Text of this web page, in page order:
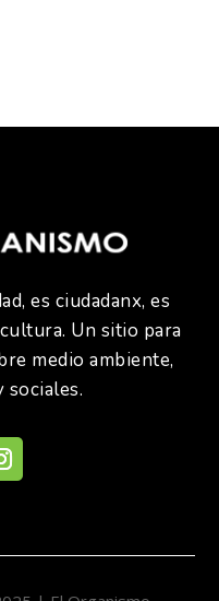
es ciudadanx, es
Un sitio para
medio ambiente,
sociales.